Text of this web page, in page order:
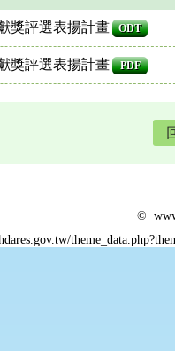
獎評選表揚計畫 ODT
獎評選表揚計畫 PDF
©